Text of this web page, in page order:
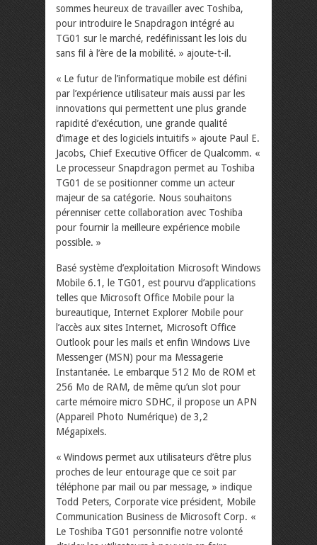
sommes heureux de travailler avec Toshiba,
pour introduire le Snapdragon intégré au
TG01 sur le marché, redéfinissant les lois du
sans fil à l’ère de la mobilité. » ajoute-t-il.
« Le futur de l’informatique mobile est défini
par l’expérience utilisateur mais aussi par les
innovations qui permettent une plus grande
rapidité d’exécution, une grande qualité
d’image et des logiciels intuitifs » ajoute Paul E.
Jacobs, Chief Executive Officer de Qualcomm. «
Le processeur Snapdragon permet au Toshiba
TG01 de se positionner comme un acteur
majeur de sa catégorie. Nous souhaitons
pérenniser cette collaboration avec Toshiba
pour fournir la meilleure expérience mobile
possible. »
Basé système d’exploitation Microsoft Windows
Mobile 6.1, le TG01, est pourvu d’applications
telles que Microsoft Office Mobile pour la
bureautique, Internet Explorer Mobile pour
l’accès aux sites Internet, Microsoft Office
Outlook pour les mails et enfin Windows Live
Messenger (MSN) pour ma Messagerie
Instantanée. Le embarque 512 Mo de ROM et
256 Mo de RAM, de même qu’un slot pour
carte mémoire micro SDHC, il propose un APN
(Appareil Photo Numérique) de 3,2
Mégapixels.
« Windows permet aux utilisateurs d’être plus
proches de leur entourage que ce soit par
téléphone par mail ou par message, » indique
Todd Peters, Corporate vice président, Mobile
Communication Business de Microsoft Corp. «
Le Toshiba TG01 personnifie notre volonté